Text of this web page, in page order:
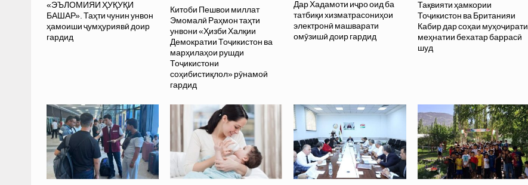
«ЭЪЛОМИЯИ ҲУҚУҚИ
БАШАР». Таҳти чунин унвон
ҳамоиши ҷумҳуриявӣ доир
гардид
Китоби Пешвои миллат
Эмомалӣ Раҳмон таҳти
унвони «Ҳизби Халқии
Демократии Тоҷикистон ва
марҳилаҳои рушди
Тоҷикистони
соҳибистиқлол» рӯнамоӣ
гардид
Дар Хадамоти иҷро оид ба
татбиқи хизматрасониҳои
электронӣ машварати
омӯзишӣ доир гардид
Тақвияти ҳамкории
Тоҷикистон ва Британияи
Кабир дар соҳаи муҳоҷирати
меҳнатии бехатар баррасӣ
шуд